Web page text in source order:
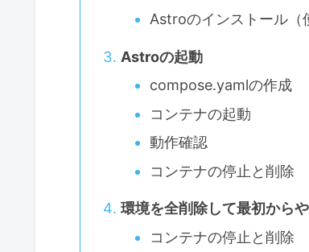
Astroのインストール（
Astroの起動
compose.yamlの作成
コンテナの起動
動作確認
コンテナの停止と削除
環境を全削除して最初から
コンテナの停止と削除